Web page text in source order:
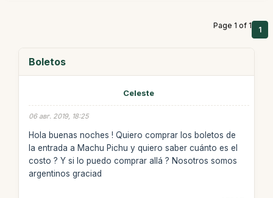
Page 1 of 1 1
Boletos
Celeste
06 авг. 2019, 18:25
Hola buenas noches ! Quiero comprar los boletos de
la entrada a Machu Pichu y quiero saber cuánto es el
costo ? Y si lo puedo comprar allá ? Nosotros somos
argentinos graciad